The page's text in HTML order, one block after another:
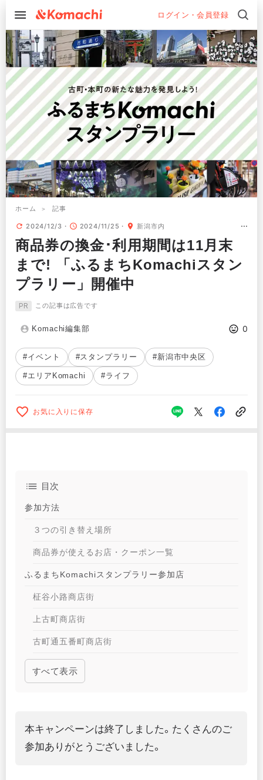
ログイン・会員登録
ホーム 記事
2024/12/3 2024/11/25 新潟市内
商品券の換金･利用期間は11月末
まで! 「ふるまちKomachiスタン
プラリー」開催中
PR この記事は広告です
Komachi編集部 0
#イベント #スタンプラリー #新潟市中央区
#エリアKomachi #ライフ
お気に入りに保存
目次
参加方法
３つの引き替え場所
商品券が使えるお店・クーポン一覧
ふるまちKomachiスタンプラリー参加店
柾谷小路商店街
上古町商店街
古町通五番町商店街
古町通6番町商店街
古町七番町商店街
古町九番町商店街
本町六商店街
すべて表示
本キャンペーンは終了しました。たくさんのご
参加ありがとうございました。